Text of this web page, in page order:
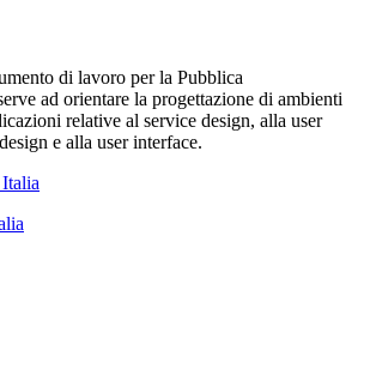
di lavoro per la Pubblica
ad orientare la progettazione di ambienti
relative al service design, alla user
e alla user interface.